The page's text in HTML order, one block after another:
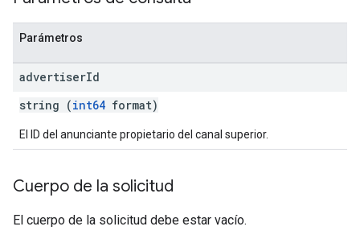
Parámetros
advertiserId
string (int64 format)
El ID del anunciante propietario del canal superior.
Cuerpo de la solicitud
El cuerpo de la solicitud debe estar vacío.